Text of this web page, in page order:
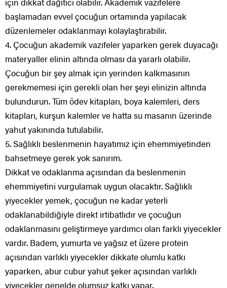
başlamadan evvel çocuğun ortamında yapılacak
düzenlemeler odaklanmayı kolaylaştırabilir.
4. Çocuğun akademik vazifeler yaparken gerek duyacağı
materyaller elinin altında olması da yararlı olabilir.
Çocuğun bir şey almak için yerinden kalkmasının
gerekmemesi için gerekli olan her şeyi elinizin altında
bulundurun. Tüm ödev kitapları, boya kalemleri, ders
kitapları, kurşun kalemler ve hatta su masanın üzerinde
yahut yakınında tutulabilir.
5. Sağlıklı beslenmenin hayatımız için ehemmiyetinden
bahsetmeye gerek yok sanırım.
Dikkat ve odaklanma açısından da beslenmenin
ehemmiyetini vurgulamak uygun olacaktır. Sağlıklı
yiyecekler yemek, çocuğun ne kadar yeterli
odaklanabildiğiyle direkt irtibatlıdır ve çocuğun
odaklanmasını geliştirmeye yardımcı olan farklı yiyecekler
vardır. Badem, yumurta ve yağsız et üzere protein
açısından varlıklı yiyecekler dikkate olumlu katkı
yaparken, abur cubur yahut şeker açısından varlıklı
yiyecekler genelde olumsuz katkı yapar.